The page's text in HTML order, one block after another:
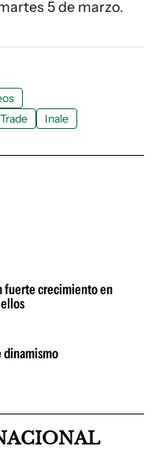
5 de marzo.
Inale
fuerte crecimiento en
dinamismo